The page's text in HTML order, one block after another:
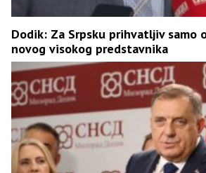
Dodik: Za Srpsku prihvatljiv samo
novog visokog predstavnika